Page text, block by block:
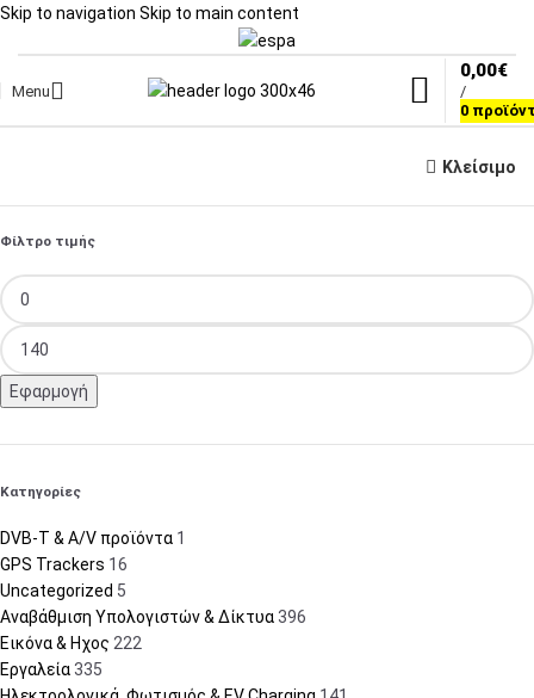
Skip to navigation Skip to main content
Menu
0
/
0,00€
Κλείσιμο
Φίλτρο τιμής
Εφαρμογή
Κατηγορίες
DVB-T & A/V προϊόντα 1
GPS Trackers 16
Uncategorized 5
Αναβάθμιση Υπολογιστών & Δίκτυα 396
Εικόνα & Ηχος 222
Εργαλεία 335